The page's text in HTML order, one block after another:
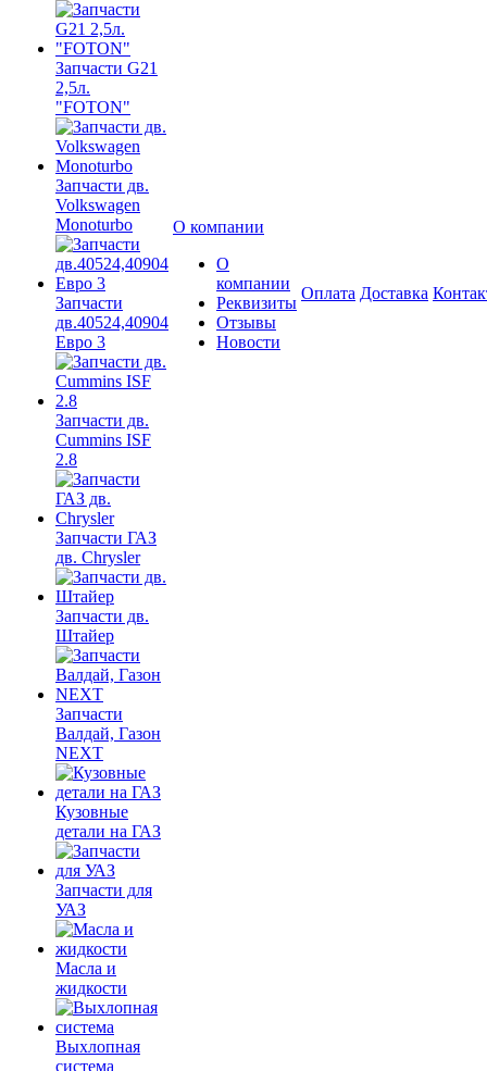
Запчасти G21
2,5л.
"FOTON"
Запчасти дв.
Volkswagen
Monoturbo
Запчасти
дв.40524,40904
Евро 3
Запчасти дв.
Cummins ISF
2.8
Запчасти ГАЗ
дв. Chrysler
Запчасти дв.
Штайер
Запчасти
Валдай, Газон
NEXT
Кузовные
детали на ГАЗ
Запчасти для
УАЗ
Масла и
жидкости
Выхлопная
система
О компании
О
компании
Реквизиты
Отзывы
Новости
Оплата Доставка